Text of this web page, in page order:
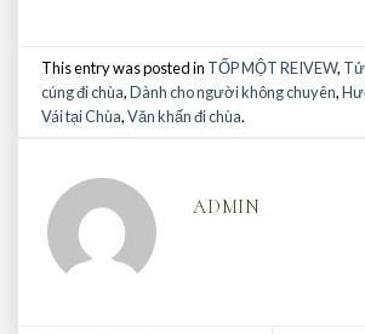
This entry was posted in TỐP MỘT REIVEW,
cúng đi chùa,Dành cho người không chuyên,
Vái tại Chùa,Văn khấn đi chùa.
ADMIN